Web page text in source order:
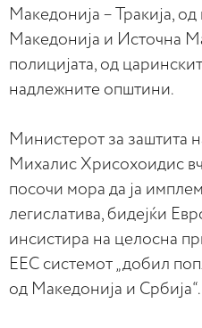
Македонија – Тракија,
Македонија и Источна
полицијата, од
надлежните општини.
Министерот за заштита
Михалис Хрисохоидис
посочи мора да ја
легислатива, бидејќи
инсистира на целосна
ЕЕС системот „добил
од Македонија и Србија“.